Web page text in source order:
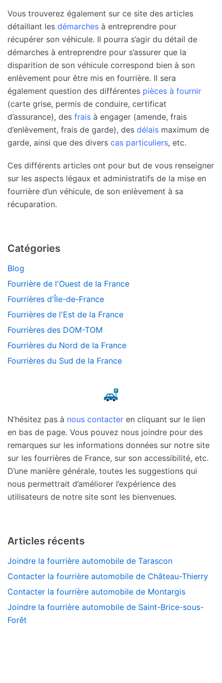
Vous trouverez également sur ce site des articles
détaillant les démarches à entreprendre pour
récupérer son véhicule. Il pourra s’agir du détail de
démarches à entreprendre pour s’assurer que la
disparition de son véhicule correspond bien à son
enlèvement pour être mis en fourrière. Il sera
également question des différentes pièces à fournir
(carte grise, permis de conduire, certificat
d’assurance), des frais à engager (amende, frais
d’enlèvement, frais de garde), des délais maximum de
garde, ainsi que des divers cas particuliers, etc.
Ces différents articles ont pour but de vous renseigner
sur les aspects légaux et administratifs de la mise en
fourrière d’un véhicule, de son enlèvement à sa
récuparation.
Catégories
Blog
Fourrière de l'Ouest de la France
Fourrières d'Île-de-France
Fourrières de l'Est de la France
Fourrières des DOM-TOM
Fourrières du Nord de la France
Fourrières du Sud de la France
N’hésitez pas à nous contacter en cliquant sur le lien
en bas de page. Vous pouvez nous joindre pour des
remarques sur les informations données sur notre site
sur les fourrières de France, sur son accessibilité, etc.
D’une manière générale, toutes les suggestions qui
nous permettrait d’améliorer l’expérience des
utilisateurs de notre site sont les bienvenues.
Articles récents
Joindre la fourrière automobile de Tarascon
Contacter la fourrière automobile de Château-Thierry
Contacter la fourrière automobile de Montargis
Joindre la fourrière automobile de Saint-Brice-sous-
Forêt